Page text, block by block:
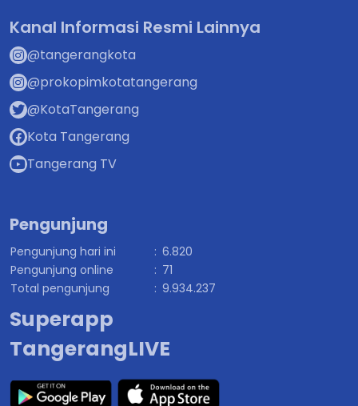
Kanal Informasi Resmi Lainnya
@tangerangkota
@prokopimkotatangerang
@KotaTangerang
Kota Tangerang
Tangerang TV
Pengunjung
Pengunjung hari ini : 6.820
Pengunjung online
: 71
Total pengunjung
: 9.934.237
Superapp
TangerangLIVE